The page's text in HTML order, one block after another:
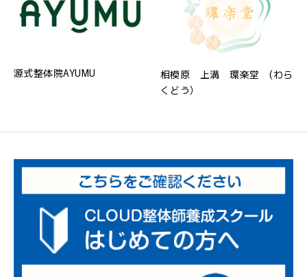
源式整体院AYUMU
相模原 上溝 環楽堂 (わら
くどう）